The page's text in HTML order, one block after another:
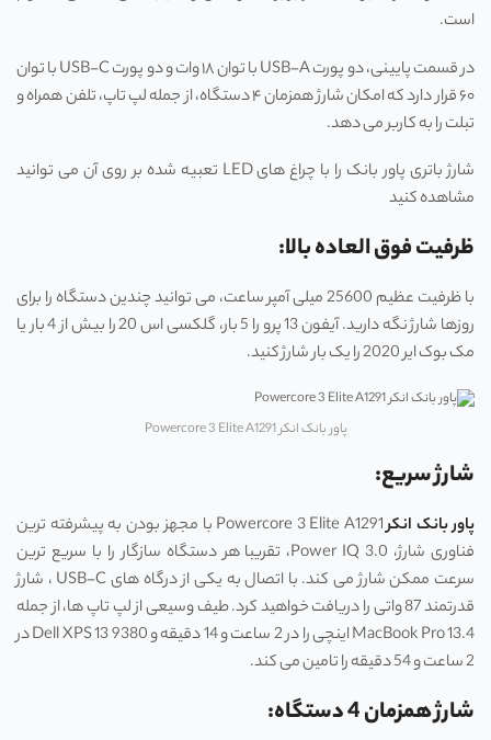
است.
در قسمت پایینی، دو پورت USB-A با توان ۱۸ وات و دو پورت USB-C با توان
۶۰ قرار دارد که امکان شارژ همزمان ۴ دستگاه، از جمله لپ تاپ، تلفن همراه و
تبلت را به کاربر می دهد.
شارژ باتری پاور بانک را با چراغ های LED تعبیه شده بر روی آن می توانید
مشاهده کنید
ظرفیت فوق ‌العاده بالا:
با ظرفیت عظیم 25600 میلی ‌آمپر ساعت، می ‌توانید چندین دستگاه را برای
روزها شارژ نگه دارید. آیفون 13 پرو را 5 بار، گلکسی اس 20 را بیش از 4 بار یا
مک بوک ایر 2020 را یک بار شارژ کنید.
پاور بانک‌ انکر Powercore 3 Elite A1291
شارژ سریع:
پاور بانک‌ انکر
Powercore 3 Elite A1291 با مجهز بودن به پیشرفته ترین
فناوری شارژ، Power IQ 3.0، تقریبا هر دستگاه سازگار را با سریع ترین
سرعت ممکن شارژ می کند. با اتصال به یکی از درگاه ‌های USB-C ، شارژ
قدرتمند 87 واتی را دریافت خواهید کرد. طیف وسیعی از لپ‌ تاپ ‌ها، از جمله
MacBook Pro 13.4 اینچی را در 2 ساعت و 14 دقیقه و Dell XPS 13 9380 در
2 ساعت و 54 دقیقه را تامین می‌ کند.
شارژ همزمان 4 دستگاه: